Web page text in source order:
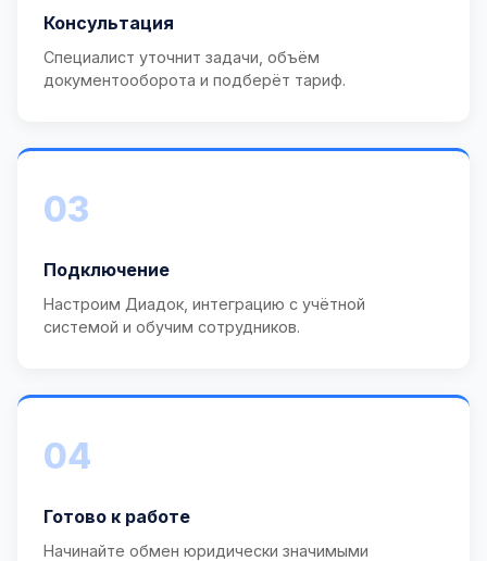
Консультация
Специалист уточнит задачи, объём
документооборота и подберёт тариф.
03
Подключение
Настроим Диадок, интеграцию с учётной
системой и обучим сотрудников.
04
Готово к работе
Начинайте обмен юридически значимыми